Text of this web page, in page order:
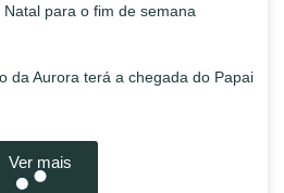
para o fim de semana
da Aurora terá a chegada do Papai
Ver mais